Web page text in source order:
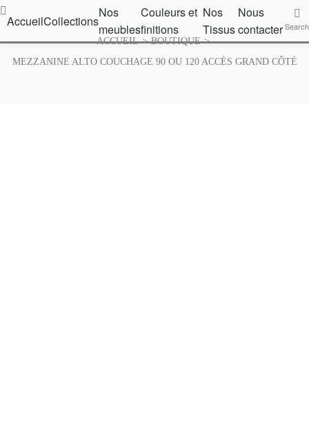
AccueilCollections
Nos
meubles
Couleurs et
finitions
Nos
Tissus
Nous
contacterSearch
ACCUEIL > BOUTIQUE >
MEZZANINE ALTO COUCHAGE 90 OU 120 ACCÈS GRAND CÔTÉ
Nos
Tissus
Nous
contacterSearch